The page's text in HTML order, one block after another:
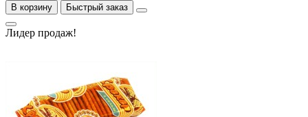
В корзину Быстрый заказ
Лидер продаж!